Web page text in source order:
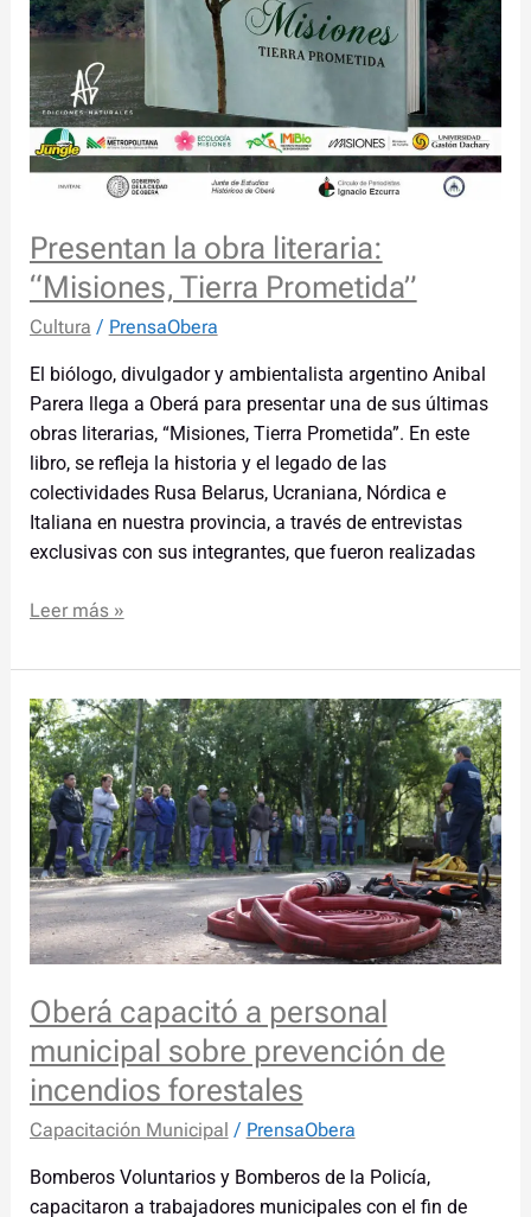
Presentan la obra literaria:
“Misiones, Tierra Prometida”
Cultura / PrensaObera
El biólogo, divulgador y ambientalista argentino Anibal
Parera llega a Oberá para presentar una de sus últimas
obras literarias, “Misiones, Tierra Prometida”. En este
libro, se refleja la historia y el legado de las
colectividades Rusa Belarus, Ucraniana, Nórdica e
Italiana en nuestra provincia, a través de entrevistas
exclusivas con sus integrantes, que fueron realizadas
Leer más »
Oberá capacitó a personal
municipal sobre prevención de
incendios forestales
Capacitación Municipal / PrensaObera
Bomberos Voluntarios y Bomberos de la Policía,
capacitaron a trabajadores municipales con el fin de
Oberá
capacitó
a
personal
municipal
sobre
prevención
de
incendios